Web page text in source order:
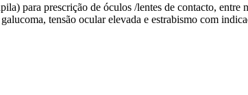
para prescrição de óculos /lentes de contacto, entre
tensão ocular elevada e estrabismo com